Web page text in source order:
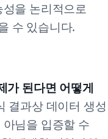
을 논리적으로
수 있습니다.
가 된다면 어떻게
결과상 데이터 생성
님을 입증할 수